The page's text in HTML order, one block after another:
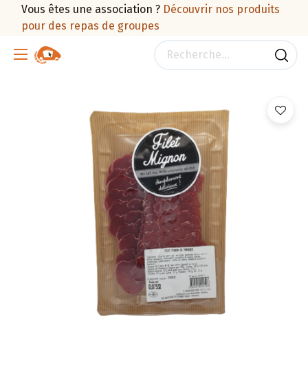
Vous êtes une association ? Découvrir nos produits
pour des repas de groupes